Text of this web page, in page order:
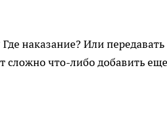
наказание? Или передавать
сложно что-либо добавить